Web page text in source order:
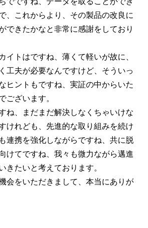
、これからより、その製品の改良に
できたかなと非常に感謝をしており
トはですね、薄くて軽いが故に、
工夫が必要なんですけど、そういっ
ヒントもですね、実証の中からいた
ございます。
ね、まだまだ解決しなくちゃいけな
けれども、先進的な取り組みを続け
連携を強化しながらですね、共に脱
けてですね、我々も微力ながら邁進
きたいと考えております。
会をいただきまして、本当にありが